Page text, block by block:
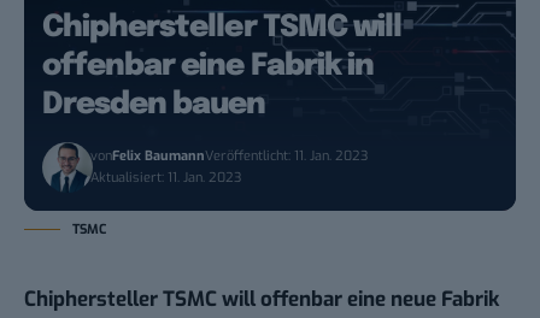
Chiphersteller TSMC will
offenbar eine Fabrik in
Dresden bauen
vonFelix BaumannVeröffentlicht: 11. Jan. 2023
Aktualisiert: 11. Jan. 2023
TSMC
Chiphersteller TSMC will offenbar eine neue Fabrik